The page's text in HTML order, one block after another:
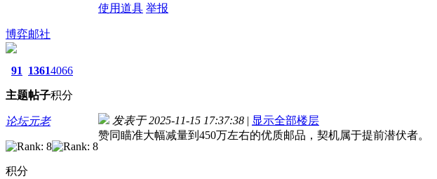
使用道具 举报
博弈邮社
91
主题
1361
帖子
4066
积分
论坛元老
积分
发表于 2025-11-15 17:37:38 | 显示全部楼层
赞同瞄准大幅减量到450万左右的优质邮品，契机属于提前潜伏者。